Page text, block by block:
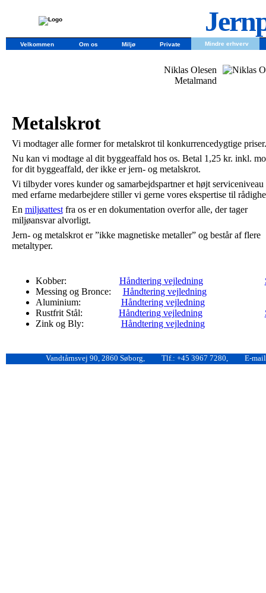
Velkommen Om os Miljø Private Mindre erhverv
Niklas Olesen
Metalmand
Metalskrot
Vi modtager alle former for metalskrot til konkurrencedygtige priser.
Nu kan vi modtage al dit byggeaffald hos os. Betal 1,25 kr. inkl.
for dit byggeaffald, der ikke er jern- og metalskrot.
Vi tilbyder vores kunder og samarbejdspartner et højt serviceniveau
med erfarne medarbejdere stiller vi gerne vores ekspertise til
En miljøattestfra os er en dokumentation overfor alle, der tager
miljøansvar alvorligt.
Jern- og metalskrot er ”ikke magnetiske metaller” og består af flere
metaltyper.
Kobber: Håndtering vejledning
Messing og Bronce:
Håndtering vejledning
Aluminium:
Håndtering vejledning
Rustfrit Stål:
Håndtering vejledning
Zink og Bly:
Håndtering vejledning
Vandtårnsvej 90, 2860 Søborg, Tlf.: +45 3967 7280, E-